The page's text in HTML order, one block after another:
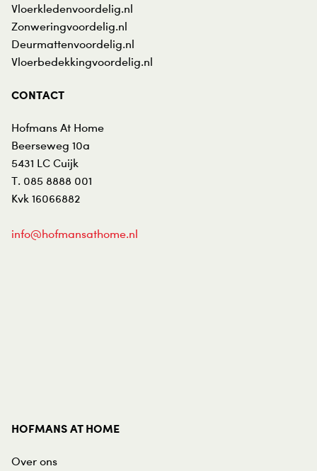
Vloerkledenvoordelig.nl
Zonweringvoordelig.nl
Deurmattenvoordelig.nl
Vloerbedekkingvoordelig.nl
CONTACT
Hofmans At Home
Beerseweg 10a
5431 LC Cuijk
T. 085 8888 001
Kvk 16066882
info@hofmansathome.nl
HOFMANS AT HOME
Over ons